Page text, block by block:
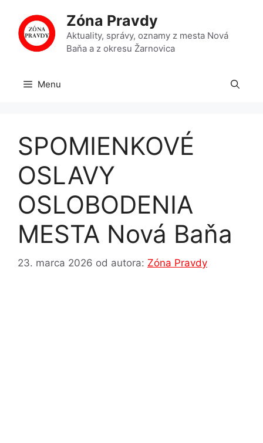
obsah
Zóna Pravdy
Aktuality, správy, oznamy z mesta Nová
Baňa a z okresu Žarnovica
Menu
SPOMIENKOVÉ
OSLAVY
OSLOBODENIA
MESTA Nová Baňa
23. marca 2026 od autora: Zóna Pravdy